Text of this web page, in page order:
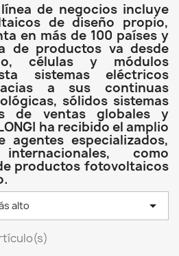
de negocios incluye
de diseño propio,
en más de 100 países y
de productos va desde
células y módulos
sistemas eléctricos
a sus continuas
sólidos sistemas
de ventas globales y
ha recibido el amplio
agentes especializados,
como
productos fotovoltaicos
alto 